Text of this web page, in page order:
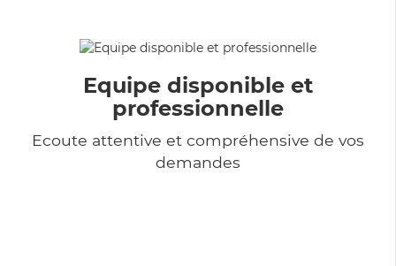
Equipe disponible et
professionnelle
Ecoute attentive et compréhensive de vos
demandes